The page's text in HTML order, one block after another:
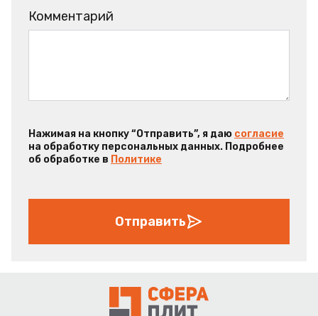
Комментарий
Нажимая на кнопку “Отправить”, я даю согласие
на обработку персональных данных. Подробнее
об обработке в Политике
Отправить